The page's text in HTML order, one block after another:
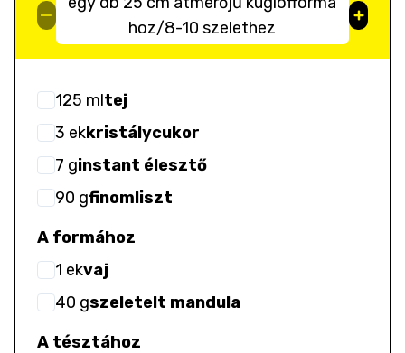
hoz/8-10 szelethez
125 mltej
3 ekkristálycukor
7 ginstant élesztő
90 gfinomliszt
A formához
1 ekvaj
40 gszeletelt mandula
A tésztához